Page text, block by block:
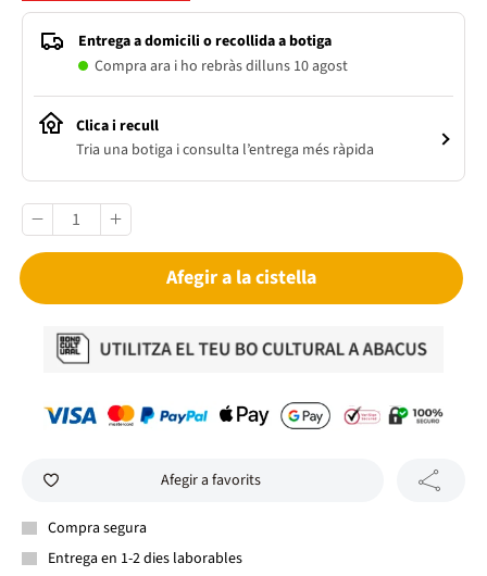
Entrega a domicili o recollida a botiga
Compra ara i ho rebràs dilluns 10 agost
Clica i recull
Tria una botiga i consulta l’entrega més ràpida
Afegir a la cistella
Afegir a favorits
Compra segura
Entrega en 1-2 dies laborables